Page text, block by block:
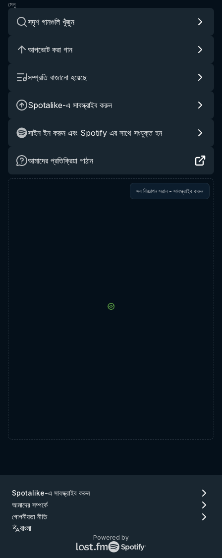
মেনু
সদৃশ গানগুলি খুঁজুন
আপভোট করা গান
সম্প্রতি বাজানো হয়েছে
Spotalike-এ সাবস্ক্রাইব করুন
সাইন ইন করুন এবং Spotify এর সাথে সংযুক্ত হন
আমাদের প্রতিক্রিয়া পাঠান
সব বিজ্ঞাপন সরান - সাবস্ক্রাইব করুন
Spotalike-এ সাবস্ক্রাইব করুন
আমাদের সম্পর্কে
গোপনীয়তা নীতি
বাংলা
Powered by
Lastfm
লোগো